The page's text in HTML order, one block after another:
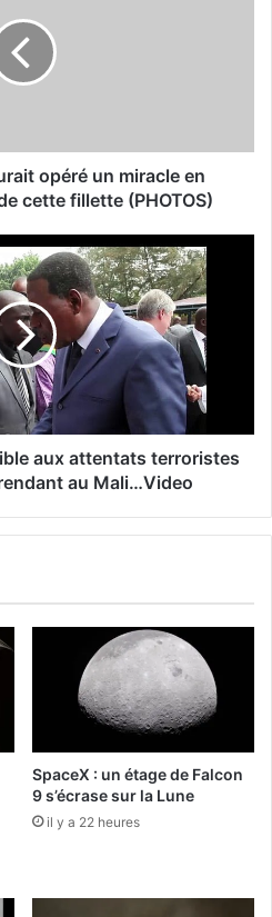
opéré un miracle en
cette fillette (PHOTOS)
aux attentats terroristes
au Mali…Video
SpaceX : un étage de Falcon
9 s’écrase sur la Lune
il y a 22 heures